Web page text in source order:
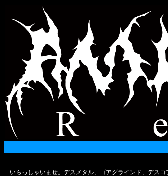
いらっしゃいませ。デスメタル、ゴアグラインド、デス